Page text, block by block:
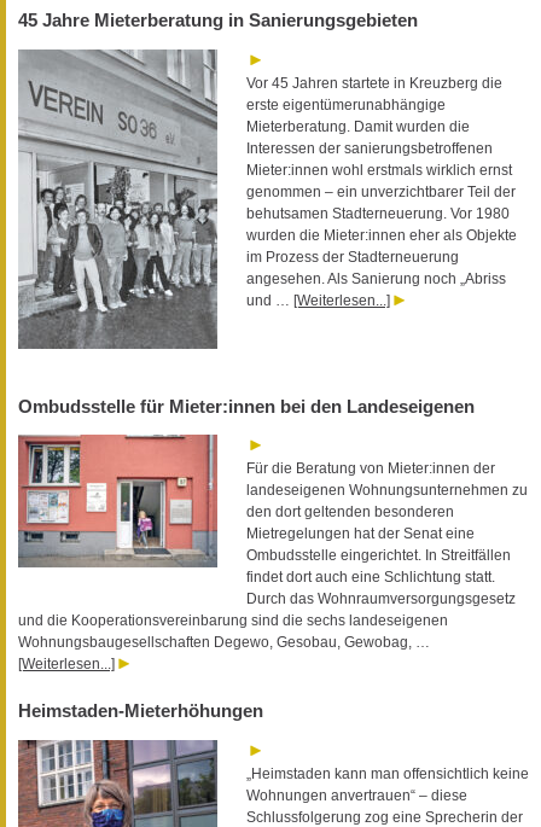
45 Jahre Mieterberatung in Sanierungsgebieten
Vor 45 Jahren startete in Kreuzberg die
erste eigentümerunabhängige
Mieterberatung. Damit wurden die
Interessen der sanierungsbetroffenen
Mieter:innen wohl erstmals wirklich ernst
genommen – ein unverzichtbarer Teil der
behutsamen Stadterneuerung. Vor 1980
wurden die Mieter:innen eher als Objekte
im Prozess der Stadterneuerung
angesehen. Als Sanierung noch „Abriss
und … [Weiterlesen...]
Ombudsstelle für Mieter:innen bei den Landeseigenen
Für die Beratung von Mieter:innen der
landeseigenen Wohnungsunternehmen zu
den dort geltenden besonderen
Mietregelungen hat der Senat eine
Ombudsstelle eingerichtet. In Streitfällen
findet dort auch eine Schlichtung statt.
Durch das Wohnraumversorgungsgesetz
und die Kooperationsvereinbarung sind die sechs landeseigenen
Wohnungsbaugesellschaften Degewo, Gesobau, Gewobag, …
[Weiterlesen...]
Heimstaden-Mieterhöhungen
„Heimstaden kann man offensichtlich keine
Wohnungen anvertrauen“ – diese
Schlussfolgerung zog eine Sprecherin der